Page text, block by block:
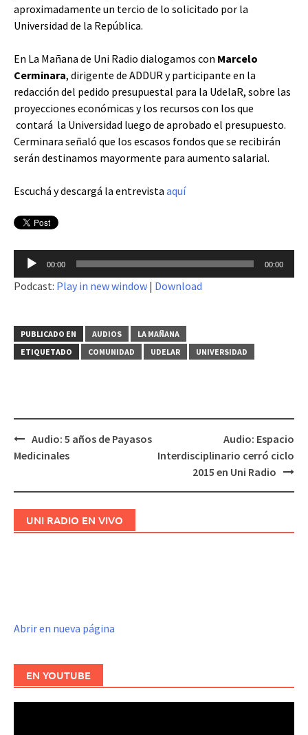
aproximadamente un tercio de lo solicitado por la
Universidad de la República.
En La Mañana de Uni Radio dialogamos con Marcelo
Cerminara, dirigente de ADDUR y participante en la
redacción del pedido presupuestal para la UdelaR, sobre las
proyecciones económicas y los recursos con los que
contará la Universidad luego de aprobado el presupuesto.
Cerminara señaló que los escasos fondos que se recibirán
serán destinamos mayormente para aumento salarial.
Escuchá y descargá la entrevista aquí
Reproductor
audio
00:00 00:00
Podcast: Play in new window | Download
PUBLICADO EN AUDIOS
LA MAÑANA
ETIQUETADO
COMUNIDAD UDELAR UNIVERSIDAD
Navegación
Audio: 5 años de Payasos
Medicinales
Audio: Espacio
Interdisciplinario cerró ciclo
2015 en Uni Radio
UNI RADIO EN VIVO
Abrir en nueva página
EN YOUTUBE